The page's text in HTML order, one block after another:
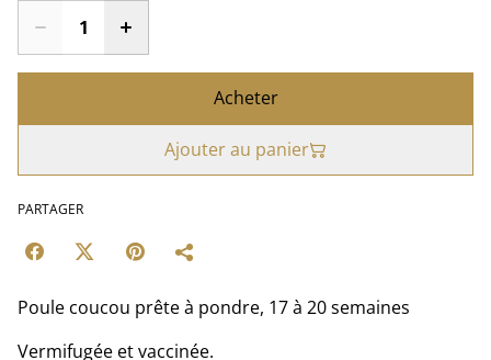
Acheter
Ajouter au panier
PARTAGER
Poule coucou prête à pondre, 17 à 20 semaines
Vermifugée et vaccinée.